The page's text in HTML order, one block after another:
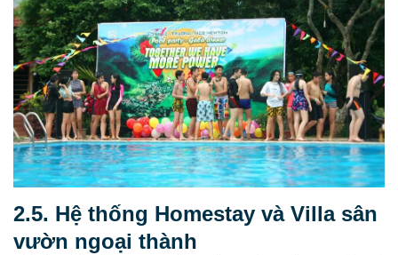
2.5. Hệ thống Homestay và Villa sân
vườn ngoại thành